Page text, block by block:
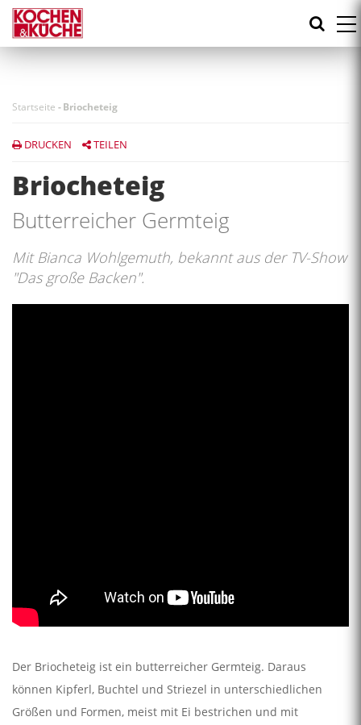
Direkt
zum
Inhalt
Startseite -Briocheteig
DRUCKEN TEILEN
Briocheteig
Butterreicher Germteig
Mit Bianca Wohlgemuth, bekannt aus der TV-Show
"Das große Backen".
Der Briocheteig ist ein butterreicher Germteig. Daraus
können Kipferl, Buchtel und Striezel in unterschiedlichen
Größen und Formen, meist mit Ei bestrichen und mit